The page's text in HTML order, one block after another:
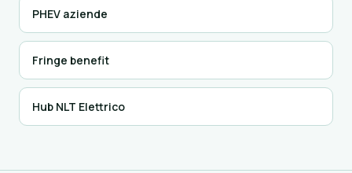
PHEV aziende
Fringe benefit
Hub NLT Elettrico